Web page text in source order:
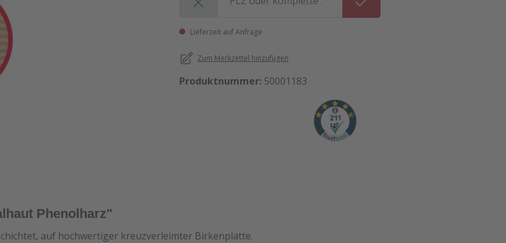
Lieferzeit auf Anfrage
Zum Merkzettel hinzufügen
Produktnummer: 50001183
Phenolharz"
auf hochwertiger kreuzverleimter Birkenplatte.